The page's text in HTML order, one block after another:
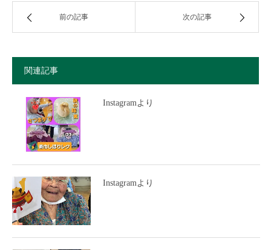
前の記事 次の記事
関連記事
Instagramより
Instagramより